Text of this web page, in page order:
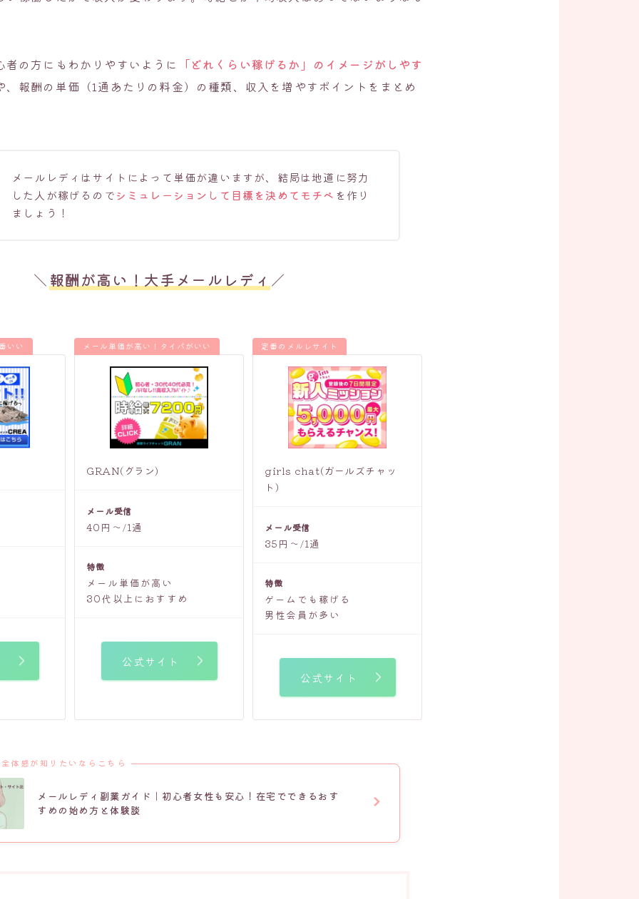
の方にもわかりやすいように
「どれくらい稼げるか」のイメージがしやす
、報酬の単価（1通あたりの料金）の種類、収入を増やすポイントをまとめ
メールレディはサイトによって単価が違いますが、結局は地道に努力
した人が稼げるのでシミュレーションして目標を決めてモチベ を作り
ましょう！
＼ 報酬が高い！大手メールレディ ／
いい メール単価が高い！タイパがいい
GRAN(グラン)
メール受信
40円〜/1通
特徴
メール単価が高い
30代以上におすすめ
公式サイト
定番のメルレサイト
girls chat(ガールズチャッ
ト)
メール受信
35円〜/1通
特徴
ゲームでも稼げる
男性会員が多い
公式サイト
体感が知りたいならこちら
メールレディ副業ガイド｜初心者女性も安心！在宅でできるおす
すめの始め方と体験談